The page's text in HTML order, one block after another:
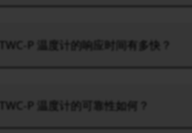
TWC-P 温度计的响应时间有多快？
TWC-P 温度计的可靠性如何？